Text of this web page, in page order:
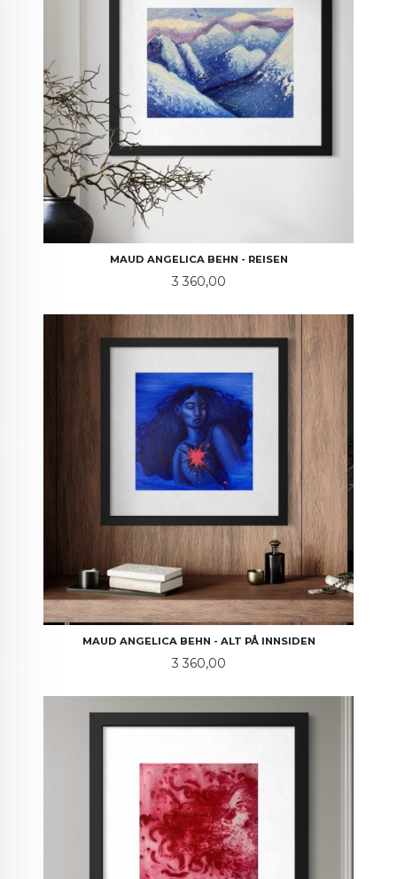
MAUD ANGELICA BEHN - REISEN
Pris
3 360,00
MAUD ANGELICA BEHN - ALT PÅ INNSIDEN
Pris
3 360,00